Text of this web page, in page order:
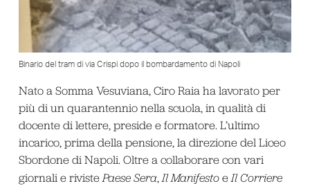
Binario del tram di via Crispi dopo il bombardamento di Napoli
Nato a Somma Vesuviana, Ciro Raia ha lavorato per
più di un quarantennio nella scuola, in qualità di
docente di lettere, preside e formatore. L’ultimo
incarico, prima della pensione, la direzione del Liceo
Sbordone di Napoli. Oltre a collaborare con vari
giornali e rivistePaese Sera,Il ManifestoeIl Corriere